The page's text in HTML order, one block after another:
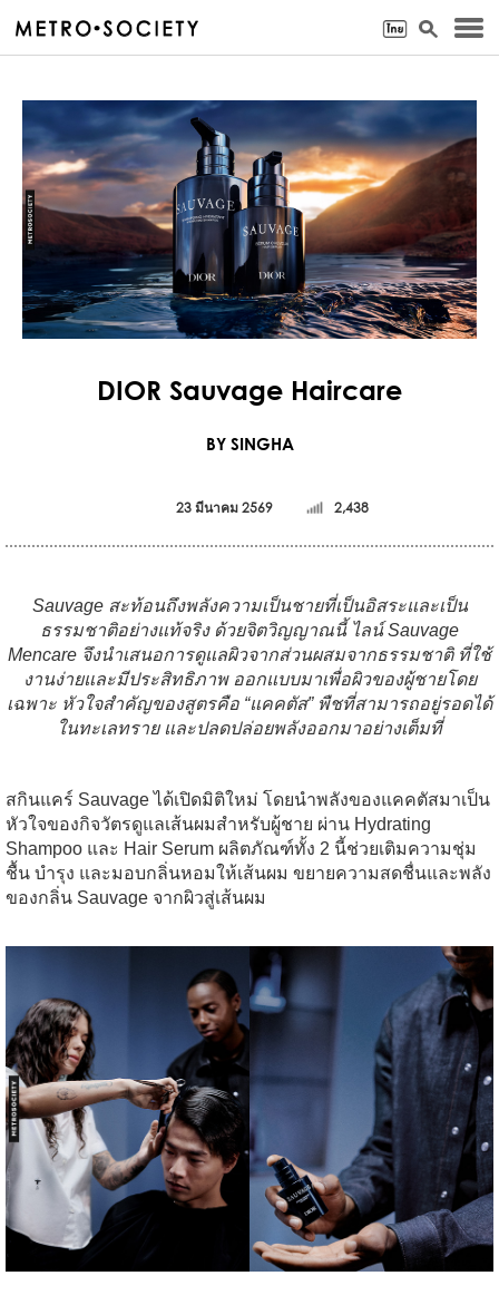
DIOR Sauvage Haircare
BY SINGHA
23 มีนาคม 2569 2,438
Sauvage สะท้อนถึงพลังความเป็นชายที่เป็นอิสระและเป็น
ธรรมชาติอย่างแท้จริง ด้วยจิตวิญญาณนี้ ไลน์ Sauvage
Mencare จึงนำเสนอการดูแลผิวจากส่วนผสมจากธรรมชาติ ที่ใช้
งานง่ายและมีประสิทธิภาพ ออกแบบมาเพื่อผิวของผู้ชายโดย
เฉพาะ หัวใจสำคัญของสูตรคือ “แคคตัส” พืชที่สามารถอยู่รอดได้
ในทะเลทราย และปลดปล่อยพลังออกมาอย่างเต็มที่
สกินแคร์ Sauvage ได้เปิดมิติใหม่ โดยนำพลังของแคคตัสมาเป็น
หัวใจของกิจวัตรดูแลเส้นผมสำหรับผู้ชาย ผ่าน Hydrating
Shampoo และ Hair Serum ผลิตภัณฑ์ทั้ง 2 นี้ช่วยเติมความชุ่ม
ชื้น บำรุง และมอบกลิ่นหอมให้เส้นผม ขยายความสดชื่นและพลัง
ของกลิ่น Sauvage จากผิวสู่เส้นผม